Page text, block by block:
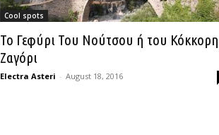
Cool spots
Το Γεφύρι Του Νούτσου ή του
Ζαγόρι
Electra Asteri - August 18, 2016